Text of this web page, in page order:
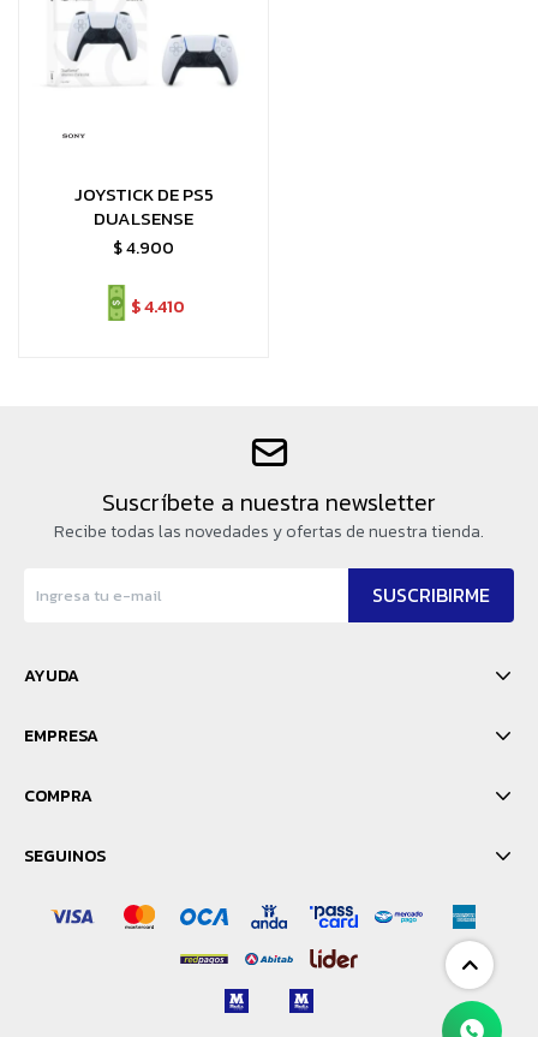
JOYSTICK DE PS5
DUALSENSE
$4.900
$4.410
Suscríbete a nuestra newsletter
Recibe todas las novedades y ofertas de nuestra tienda.
SUSCRIBIRME
AYUDA
EMPRESA
COMPRA
SEGUINOS